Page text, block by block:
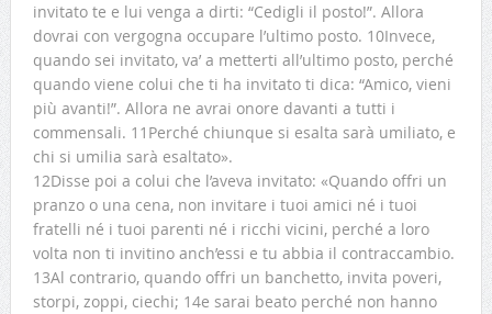
invitato te e lui venga a dirti: “Cedigli il posto!”. Allora
dovrai con vergogna occupare l’ultimo posto. 10Invece,
quando sei invitato, va’ a metterti all’ultimo posto, perché
quando viene colui che ti ha invitato ti dica: “Amico, vieni
più avanti!”. Allora ne avrai onore davanti a tutti i
commensali. 11Perché chiunque si esalta sarà umiliato, e
chi si umilia sarà esaltato».
12Disse poi a colui che l’aveva invitato: «Quando offri un
pranzo o una cena, non invitare i tuoi amici né i tuoi
fratelli né i tuoi parenti né i ricchi vicini, perché a loro
volta non ti invitino anch’essi e tu abbia il contraccambio.
13Al contrario, quando offri un banchetto, invita poveri,
storpi, zoppi, ciechi; 14e sarai beato perché non hanno